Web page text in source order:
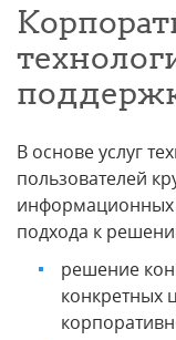
В основе услуг
пользователей
информационных
подхода к
решение
конкретных